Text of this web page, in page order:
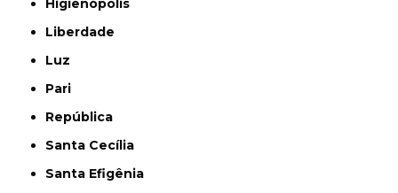
Higienópolis
Liberdade
Luz
Pari
República
Santa Cecília
Santa Efigênia